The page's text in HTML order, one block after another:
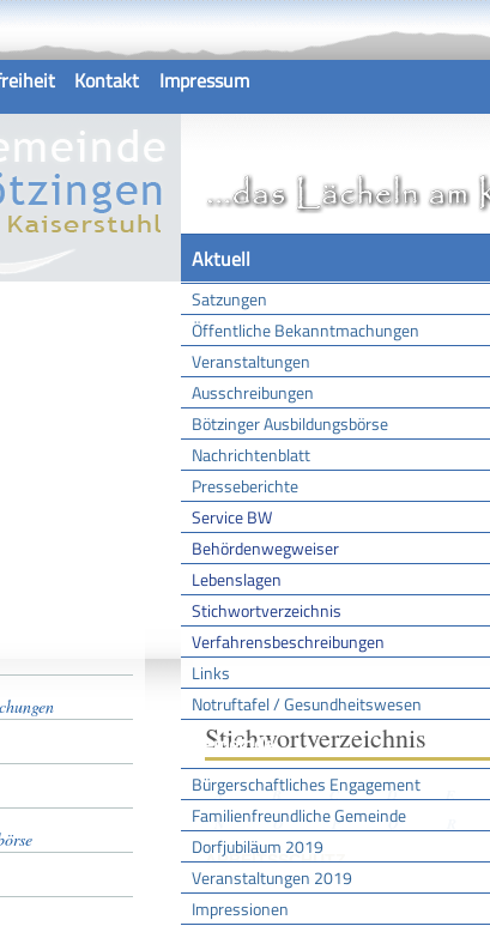
Kontakt Impressum
Aktuell
Satzungen
Öffentliche Bekanntmachungen
Veranstaltungen
Ausschreibungen
Bötzinger Ausbildungsbörse
Nachrichtenblatt
Presseberichte
Service BW
Behördenwegweiser
Lebenslagen
Stichwortverzeichnis
Verfahrensbeschreibungen
Links
Notruftafel / Gesundheitswesen
Gemeinde
Bürgerschaftliches Engagement
Familienfreundliche Gemeinde
Dorfjubiläum 2019
Veranstaltungen 2019
Impressionen
Sie sind hier:Startseite /Aktuell
Stichwortverzeichnis
A B C D E
N
O P Q
ARBEITSSCHUTZ